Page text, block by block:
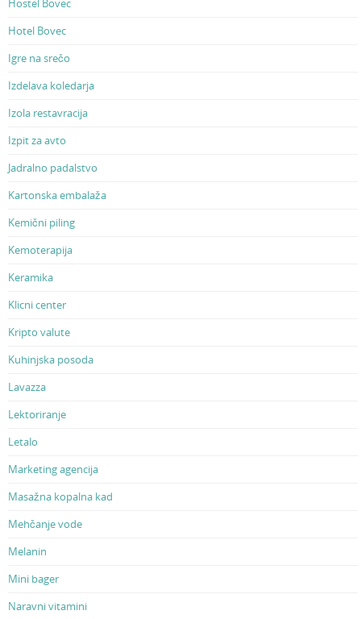
Hotel Bovec
Igre na srečo
Izdelava koledarja
Izola restavracija
Izpit za avto
Jadralno padalstvo
Kartonska embalaža
Kemični piling
Kemoterapija
Keramika
Klicni center
Kripto valute
Kuhinjska posoda
Lavazza
Lektoriranje
Letalo
Marketing agencija
Masažna kopalna kad
Mehčanje vode
Melanin
Mini bager
Naravni vitamini